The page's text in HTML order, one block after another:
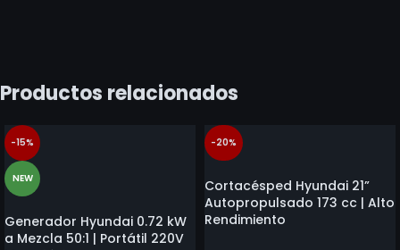
Productos relacionados
-15%
NEW
Generador Hyundai 0.72 kW
a Mezcla 50:1 | Portátil 220V
-20%
Cortacésped Hyundai 21”
Autopropulsado 173 cc | Alto
Rendimiento